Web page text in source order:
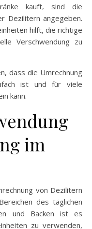
kauft, sind die
Dezilitern angegeben.
hilft, die richtige
Verschwendung zu
dass die Umrechnung
ist und für viele
kann.
im
von Dezilitern
des täglichen
und Backen ist es
zu verwenden,